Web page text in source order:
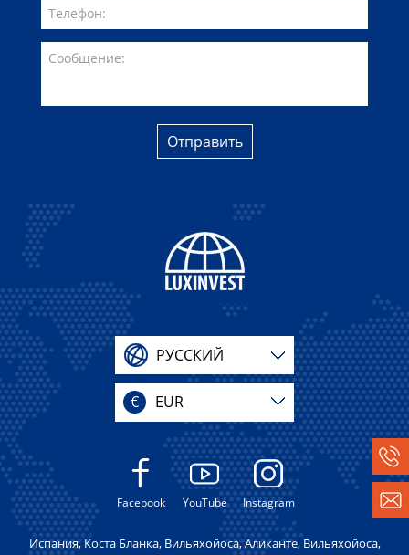
Отправить
РУССКИЙ
€ EUR
Facebook YouTube Instagram
Испания, Коста Бланка, Вильяхойоса, Аликанте, Вильяхойоса,